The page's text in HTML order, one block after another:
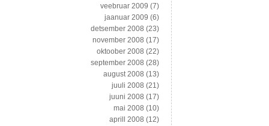
veebruar 2009 (7)
jaanuar 2009 (6)
detsember 2008 (23)
november 2008 (17)
oktoober 2008 (22)
september 2008 (28)
august 2008 (13)
juuli 2008 (21)
juuni 2008 (17)
mai 2008 (10)
aprill 2008 (12)